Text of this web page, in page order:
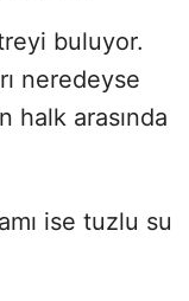
buluyor.
neredeyse
halk arasında
ise tuzlu su